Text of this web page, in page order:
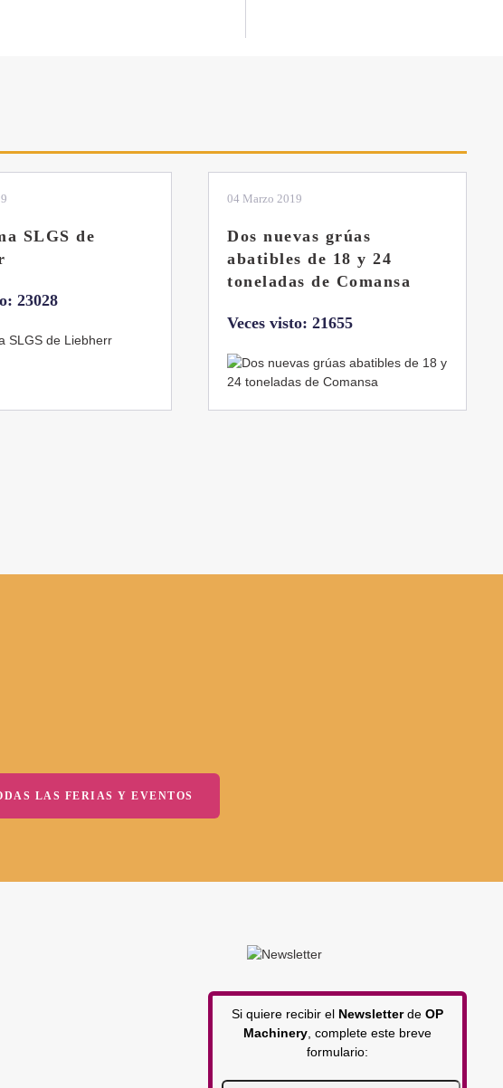
grúas
de 18 y 24
01 Febrero 2019
La botella aún no está
llena
LAS FERIAS Y EVENTOS
Si quiere recibir el Newsletterde OP
Machinery , complete este breve
formulario: